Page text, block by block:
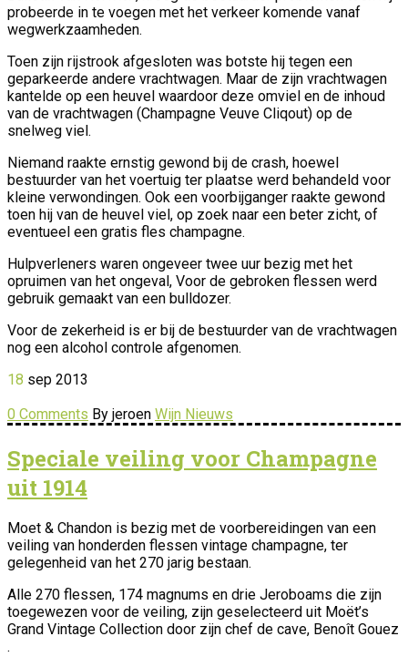
probeerde in te voegen met het verkeer komende vanaf
wegwerkzaamheden.
Toen zijn rijstrook afgesloten was botste hij tegen een
geparkeerde andere vrachtwagen. Maar de zijn vrachtwagen
kantelde op een heuvel waardoor deze omviel en de inhoud
van de vrachtwagen (Champagne Veuve Cliqout) op de
snelweg viel.
Niemand raakte ernstig gewond bij de crash, hoewel
bestuurder van het voertuig ter plaatse werd behandeld voor
kleine verwondingen. Ook een voorbijganger raakte gewond
toen hij van de heuvel viel, op zoek naar een beter zicht, of
eventueel een gratis fles champagne.
Hulpverleners waren ongeveer twee uur bezig met het
opruimen van het ongeval, Voor de gebroken flessen werd
gebruik gemaakt van een bulldozer.
Voor de zekerheid is er bij de bestuurder van de vrachtwagen
nog een alcohol controle afgenomen.
18 sep 2013
0 Comments By jeroen Wijn Nieuws
Speciale veiling voor Champagne
uit 1914
Moet & Chandon is bezig met de voorbereidingen van een
veiling van honderden flessen vintage champagne, ter
gelegenheid van het 270 jarig bestaan.
Alle 270 flessen, 174 magnums en drie Jeroboams die zijn
toegewezen voor de veiling, zijn geselecteerd uit Moët’s
Grand Vintage Collection door zijn chef de cave, Benoît Gouez
.